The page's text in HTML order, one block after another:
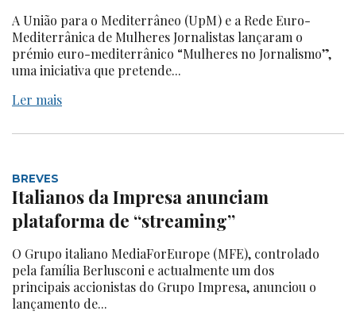
A União para o Mediterrâneo (UpM) e a Rede Euro-
Mediterrânica de Mulheres Jornalistas lançaram o
prémio euro-mediterrânico “Mulheres no Jornalismo”,
uma iniciativa que pretende...
Ler mais
BREVES
Italianos da Impresa anunciam
plataforma de “streaming”
O Grupo italiano MediaForEurope (MFE), controlado
pela família Berlusconi e actualmente um dos
principais accionistas do Grupo Impresa, anunciou o
lançamento de...